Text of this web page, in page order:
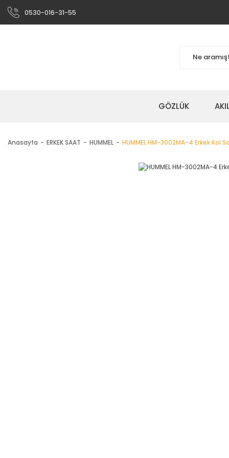
0530-016-31-55
GÖZLÜK
Anasayfa ERKEK SAAT HUMMEL HUMMEL HM-3002MA-4 Erkek Kol